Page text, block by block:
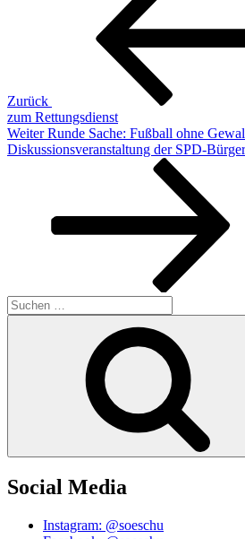
Zurück
zum Rettungsdienst
Nächster
Beitrag
Weiter Runde Sache: Fußball ohne
Diskussionsveranstaltung der SPD-
Suchen
nach:
Social Media
Instagram: @soeschu